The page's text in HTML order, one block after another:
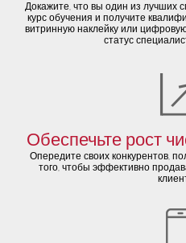
Докажите, что вы один из лучших
курс обучения и получите
витринную наклейку или
статус
Обеспечьте рост
Опередите своих конкурентов,
того, чтобы эффективно